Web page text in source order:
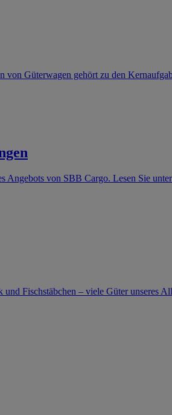
Güterwagen gehört zu den
von SBB Cargo. Lesen Sie
Fischstäbchen – viele Güter unseres